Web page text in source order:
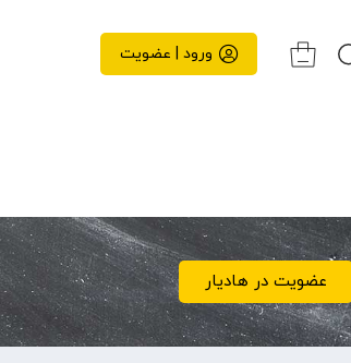
ورود | عضویت
عضویت در هادیار